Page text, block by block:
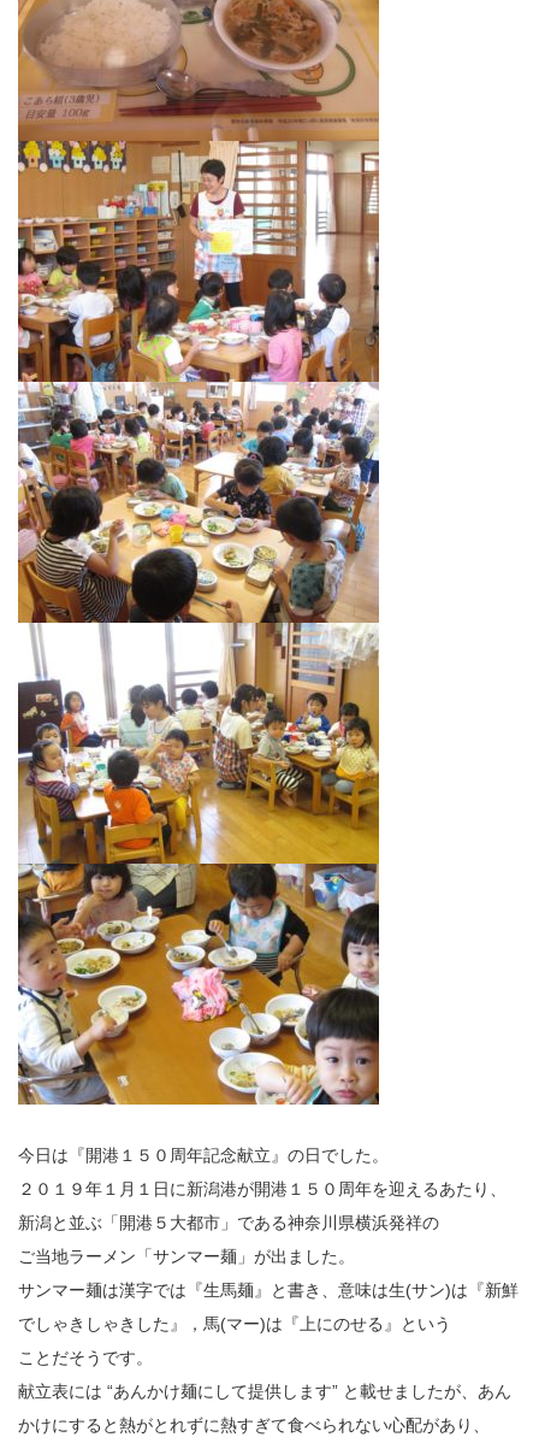
今日は『開港１５０周年記念献立』の日でした。
２０１９年１月１日に新潟港が開港１５０周年を迎えるあたり、
新潟と並ぶ「開港５大都市」である神奈川県横浜発祥の
ご当地ラーメン「サンマー麺」が出ました。
サンマー麺は漢字では『生馬麺』と書き、意味は生(サン)は『新鮮
でしゃきしゃきした』，馬(マー)は『上にのせる』という
ことだそうです。
献立表には “あんかけ麺にして提供します” と載せましたが、あん
かけにすると熱がとれずに熱すぎて食べられない心配があり、